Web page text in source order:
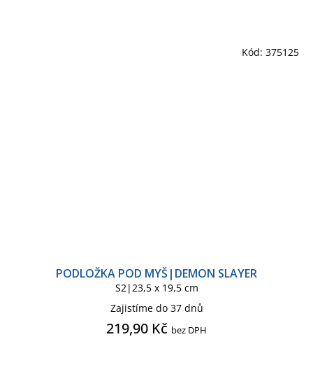
PODLOŽKA POD MYŠ|DEMON SLAYER
S2|23,5 x 19,5 cm
Zajistíme do 37 dnů
219,90 Kč bez DPH
Kód: 375125